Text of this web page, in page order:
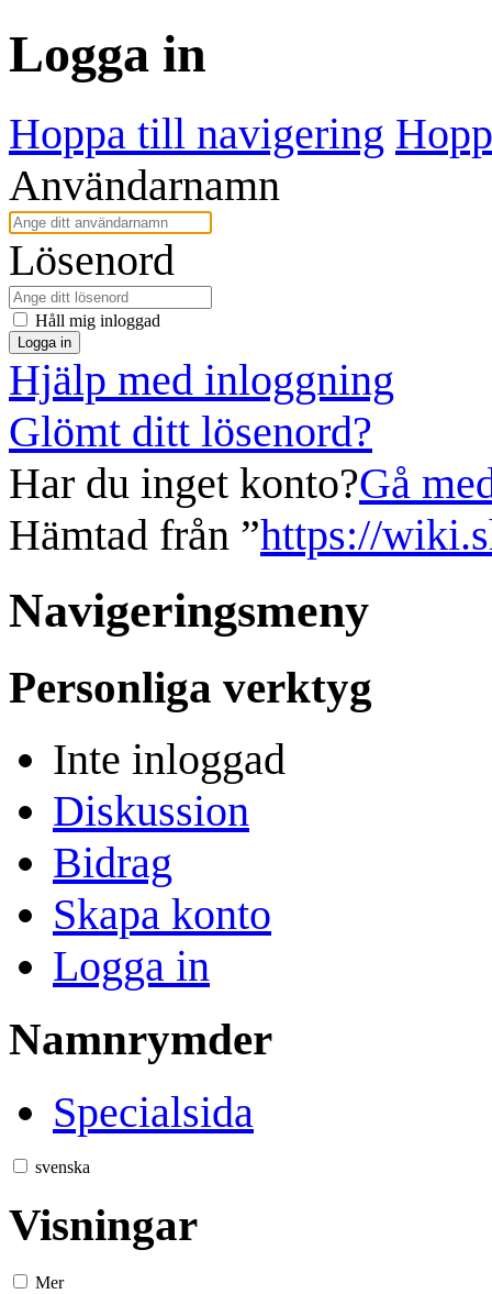
Logga in
Hoppa till navigering
Användarnamn
Lösenord
Håll mig inloggad
Logga in
Hjälp med inloggning
Glömt ditt lösenord?
Har du inget konto?Gå
Hämtad från ”https://
Navigeringsmeny
Personliga verktyg
Inte inloggad
Diskussion
Bidrag
Skapa konto
Logga in
Namnrymder
Specialsida
svenska
Visningar
Mer